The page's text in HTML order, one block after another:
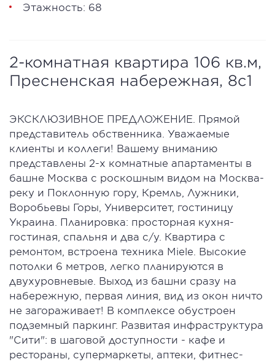
Этажность: 68
2-комнатная квартира 106 кв.м,
Пресненская набережная, 8с1
ЭКСКЛЮЗИВНОЕ ПРЕДЛОЖЕНИЕ. Прямой
представитель обственника. Уважаемые
клиенты и коллеги! Вашему вниманию
представлены 2-х комнатные апартаменты в
башне Москва с роскошным видом на Москва-
реку и Поклонную гору, Кремль, Лужники,
Воробьевы Горы, Университет, гостиницу
Украина. Планировка: просторная кухня-
гостиная, спальня и два с/у. Квартира с
ремонтом, встроена техника Miele. Высокие
потолки 6 метров, легко планируются в
двухуровневые. Выход из башни сразу на
набережную, первая линия, вид из окон ничто
не загораживает! В комплексе обустроен
подземный паркинг. Развитая инфраструктура
"Сити": в шаговой доступности - кафе и
рестораны, супермаркеты, аптеки, фитнес-